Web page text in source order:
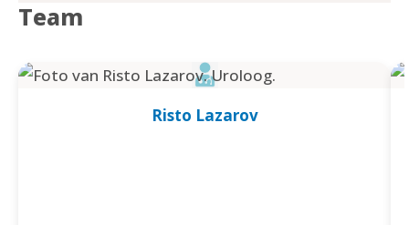
Team
Risto Lazarov